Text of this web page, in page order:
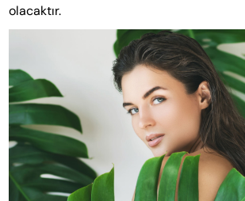
olacaktır.